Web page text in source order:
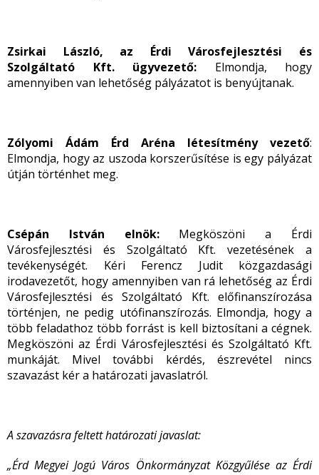
Zsirkai László, az Érdi Városfejlesztési és
Szolgáltató Kft. ügyvezető: Elmondja, hogy
amennyiben van lehetőség pályázatot is benyújtanak.
Zólyomi Ádám Érd Aréna létesítmény vezető:
Elmondja, hogy az uszoda korszerűsítése is egy pályázat
útján történhet meg.
Csépán István elnök: Megköszöni a Érdi
Városfejlesztési és Szolgáltató Kft. vezetésének a
tevékenységét. Kéri Ferencz Judit közgazdasági
irodavezetőt, hogy amennyiben van rá lehetőség az Érdi
Városfejlesztési és Szolgáltató Kft. előfinanszírozása
történjen, ne pedig utófinanszírozás. Elmondja, hogy a
több feladathoz több forrást is kell biztosítani a cégnek.
Megköszöni az Érdi Városfejlesztési és Szolgáltató Kft.
munkáját. Mivel további kérdés, észrevétel nincs
szavazást kér a határozati javaslatról.
A szavazásra feltett határozati javaslat:
„Érd Megyei Jogú Város Önkormányzat Közgyűlése az Érdi